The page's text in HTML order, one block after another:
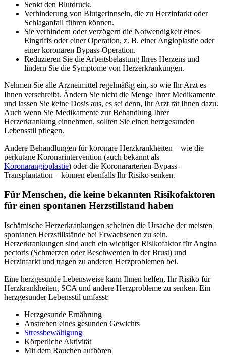
Senkt den Blutdruck.
Verhinderung von Blutgerinnseln, die zu Herzinfarkt oder
Schlaganfall führen können.
Sie verhindern oder verzögern die Notwendigkeit eines
Eingriffs oder einer Operation, z. B. einer Angioplastie oder
einer koronaren Bypass-Operation.
Reduzieren Sie die Arbeitsbelastung Ihres Herzens und
lindern Sie die Symptome von Herzerkrankungen.
Nehmen Sie alle Arzneimittel regelmäßig ein, so wie Ihr Arzt es
Ihnen verschreibt. Ändern Sie nicht die Menge Ihrer Medikamente
und lassen Sie keine Dosis aus, es sei denn, Ihr Arzt rät Ihnen dazu.
Auch wenn Sie Medikamente zur Behandlung Ihrer
Herzerkrankung einnehmen, sollten Sie einen herzgesunden
Lebensstil pflegen.
Andere Behandlungen für koronare Herzkrankheiten – wie die
perkutane Koronarintervention (auch bekannt als
Koronarangioplastie) oder die Koronararterien-Bypass-
Transplantation – können ebenfalls Ihr Risiko senken.
Für Menschen, die keine bekannten Risikofaktoren
für einen spontanen Herzstillstand haben
Ischämische Herzerkrankungen scheinen die Ursache der meisten
spontanen Herzstillstände bei Erwachsenen zu sein.
Herzerkrankungen sind auch ein wichtiger Risikofaktor für Angina
pectoris (Schmerzen oder Beschwerden in der Brust) und
Herzinfarkt und tragen zu anderen Herzproblemen bei.
Eine herzgesunde Lebensweise kann Ihnen helfen, Ihr Risiko für
Herzkrankheiten, SCA und andere Herzprobleme zu senken. Ein
herzgesunder Lebensstil umfasst:
Herzgesunde Ernährung
Anstreben eines gesunden Gewichts
Stressbewältigung
Körperliche Aktivität
Mit dem Rauchen aufhören